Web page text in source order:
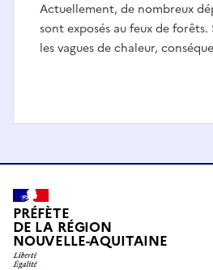
Actuellement, de nombreux
sont exposés au feux de forêts.
les vagues de chaleur,
PRÉFÈTE
DE LA RÉGION
NOUVELLE-AQUITAINE